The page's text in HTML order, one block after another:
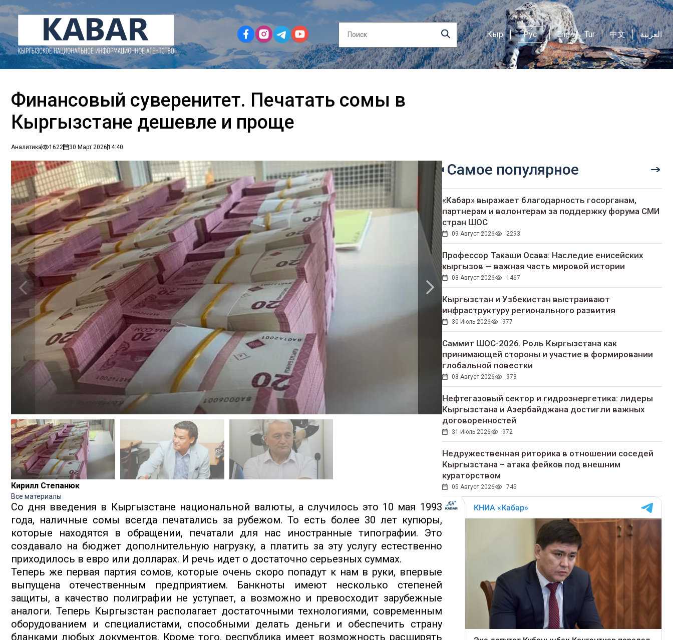
Кыр Рус Eng Tur 中文 العربية
Финансовый суверенитет. Печатать сомы в
Кыргызстане дешевле и проще
Аналитика 1622 30 Март 202614:40
Кирилл Степанюк
Все материалы
Со дня введения в Кыргызстане национальной валюты, а случилось это 10 мая 1993
года, наличные сомы всегда печатались за рубежом. То есть более 30 лет купюры,
которые находятся в обращении, печатали для нас иностранные типографии. Это
создавало на бюджет дополнительную нагрузку, а платить за эту услугу естественно
приходилось в евро или долларах. И речь идет о достаточно серьезных суммах.
Теперь же первая партия сомов, которые очень скоро попадут к нам в руки, впервые
выпущена отечественным предприятием. Банкноты имеют несколько степеней
защиты, а качество полиграфии не уступает, а возможно и превосходит зарубежные
аналоги. Теперь Кыргызстан располагает достаточными технологиями, современным
оборудованием и специалистами, способными делать деньги и обеспечить страну
бланками любых документов. Кроме того, республика имеет возможность расширять
Самое популярное
«Кабар» выражает благодарность госорганам,
партнерам и волонтерам за поддержку форума СМИ
стран ШОС
09 Август 2026 2293
Профессор Такаши Осава: Наследие енисейских
кыргызов — важная часть мировой истории
03 Август 2026 1467
Кыргызстан и Узбекистан выстраивают
инфраструктуру регионального развития
30 Июль 2026 977
Саммит ШОС-2026. Роль Кыргызстана как
принимающей стороны и участие в формировании
глобальной повестки
03 Август 2026 973
Нефтегазовый сектор и гидроэнергетика: лидеры
Кыргызстана и Азербайджана достигли важных
договоренностей
31 Июль 2026 972
Недружественная риторика в отношении соседей
Кыргызстана – атака фейков под внешним
кураторством
05 Август 2026 745